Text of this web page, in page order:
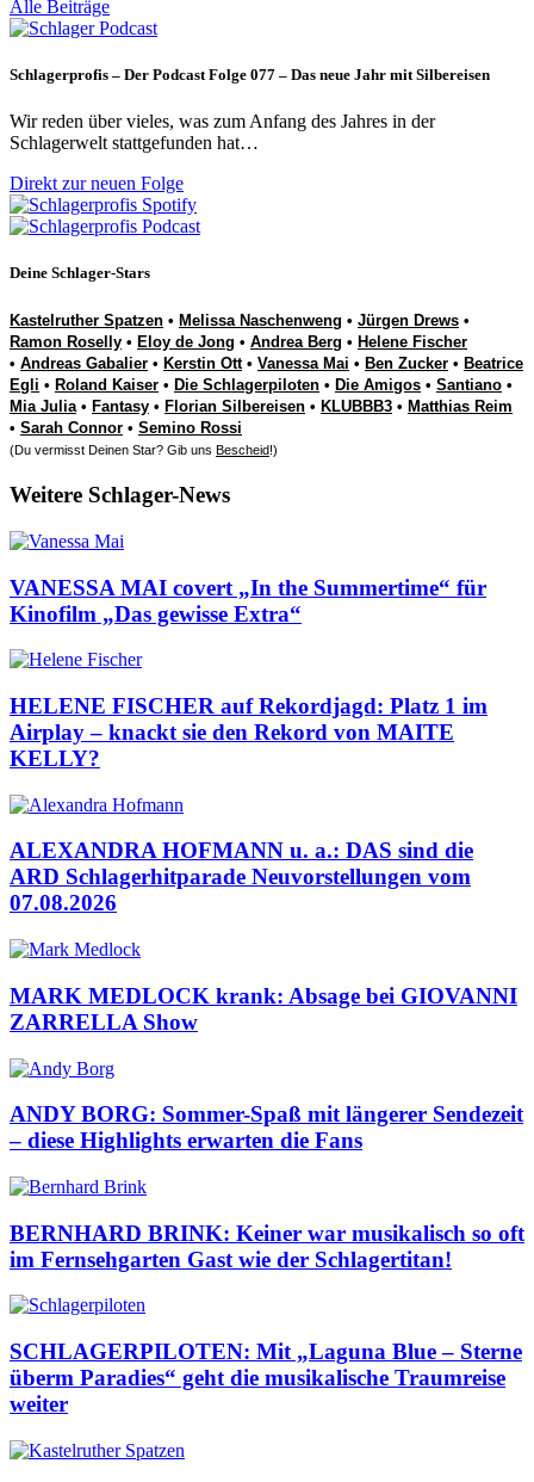
Alle Beiträge
Schlagerprofis – Der Podcast Folge 077 – Das neue Jahr mit Silbereisen
Wir reden über vieles, was zum Anfang des Jahres in der
Schlagerwelt stattgefunden hat…
Direkt zur neuen Folge
Deine Schlager-Stars
Kastelruther Spatzen • Melissa Naschenweng • Jürgen Drews •
Ramon Roselly • Eloy de Jong • Andrea Berg • Helene Fischer
• Andreas Gabalier • Kerstin Ott• Vanessa Mai • Ben Zucker • Beatrice
Egli • Roland Kaiser • Die Schlagerpiloten • Die Amigos • Santiano •
Mia Julia• Fantasy • Florian Silbereisen • KLUBBB3 • Matthias Reim
• Sarah Connor • Semino Rossi
(Du vermisst Deinen Star? Gib uns Bescheid!)
Weitere Schlager-News
VANESSA MAI covert „In the Summertime“ für
Kinofilm „Das gewisse Extra“
HELENE FISCHER auf Rekordjagd: Platz 1 im
Airplay – knackt sie den Rekord von MAITE
KELLY?
ALEXANDRA HOFMANN u. a.: DAS sind die
ARD Schlagerhitparade Neuvorstellungen vom
07.08.2026
MARK MEDLOCK krank: Absage bei GIOVANNI
ZARRELLA Show
ANDY BORG: Sommer-Spaß mit längerer Sendezeit
– diese Highlights erwarten die Fans
BERNHARD BRINK: Keiner war musikalisch so oft
im Fernsehgarten Gast wie der Schlagertitan!
SCHLAGERPILOTEN: Mit „Laguna Blue – Sterne
überm Paradies“ geht die musikalische Traumreise
weiter